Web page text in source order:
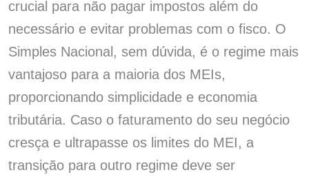
crucial para não pagar impostos além do
necessário e evitar problemas com o fisco. O
Simples Nacional, sem dúvida, é o regime mais
vantajoso para a maioria dos MEIs,
proporcionando simplicidade e economia
tributária. Caso o faturamento do seu negócio
cresça e ultrapasse os limites do MEI, a
transição para outro regime deve ser